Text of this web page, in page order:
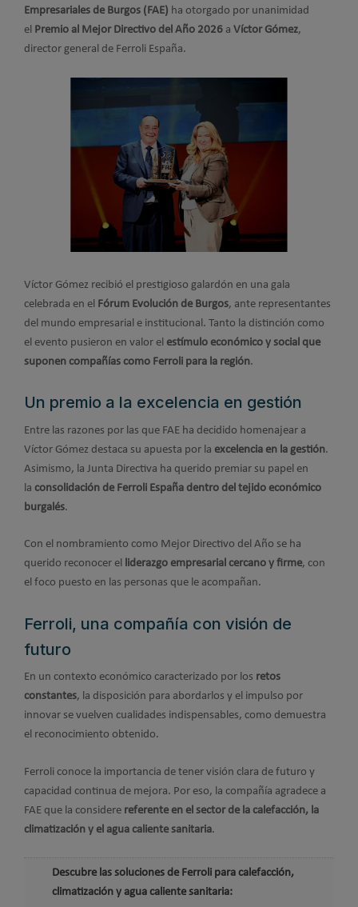
Empresariales de Burgos (FAE) ha otorgado por unanimidad
el Premio al Mejor Directivo del Año 2026 a Víctor Gómez,
director general de Ferroli España.
Víctor Gómez recibió el prestigioso galardón en una gala
celebrada en el Fórum Evolución de Burgos, ante representantes
del mundo empresarial e institucional. Tanto la distinción como
el evento pusieron en valor el estímulo económico y social que
suponen compañías como Ferroli para la región.
Un premio a la excelencia en gestión
Entre las razones por las que FAE ha decidido homenajear a
Víctor Gómez destaca su apuesta por la excelencia en la gestión.
Asimismo, la Junta Directiva ha querido premiar su papel en
la consolidación de Ferroli España dentro del tejido económico
burgalés.
Con el nombramiento como Mejor Directivo del Año se ha
querido reconocer el liderazgo empresarial cercano y firme, con
el foco puesto en las personas que le acompañan.
Ferroli, una compañía con visión de
futuro
En un contexto económico caracterizado por los retos
constantes, la disposición para abordarlos y el impulso por
innovar se vuelven cualidades indispensables, como demuestra
el reconocimiento obtenido.
Ferroli conoce la importancia de tener visión clara de futuro y
capacidad continua de mejora. Por eso, la compañía agradece a
FAE que la considere referente en el sector de la calefacción, la
climatización y el agua caliente sanitaria.
Descubre las soluciones de Ferroli para calefacción,
climatización y agua caliente sanitaria: